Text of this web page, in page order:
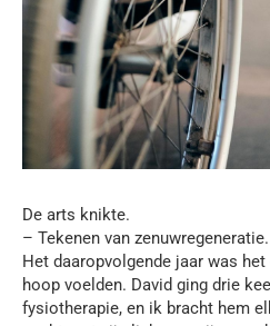
De arts knikte.
– Tekenen van
Het daaropvolgende jaar was
hoop voelden. David ging drie
fysiotherapie, en ik bracht hem